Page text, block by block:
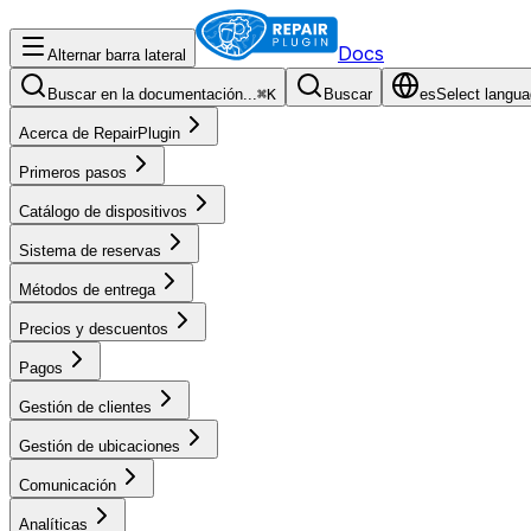
Alternar barra lateral Docs
Buscar en la documentación...⌘K Buscar esSelect
Acerca de RepairPlugin
Primeros pasos
Catálogo de dispositivos
Sistema de reservas
Métodos de entrega
Precios y descuentos
Pagos
Gestión de clientes
Gestión de ubicaciones
Comunicación
Analíticas